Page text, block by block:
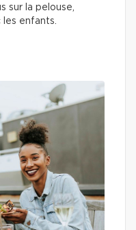
sur la pelouse,
enfants.